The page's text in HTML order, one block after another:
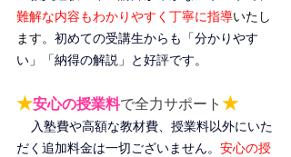
難解な内容もわかりやすく丁寧に指導いたし
ます。 初めての受講生からも「分かりやす
い」「納得の解説」と好評です。
★安心の授業料で全力サポート ★
入塾費や高額な教材費、授業料以外にいた
だく追加料金は一切ございません。 安心の授